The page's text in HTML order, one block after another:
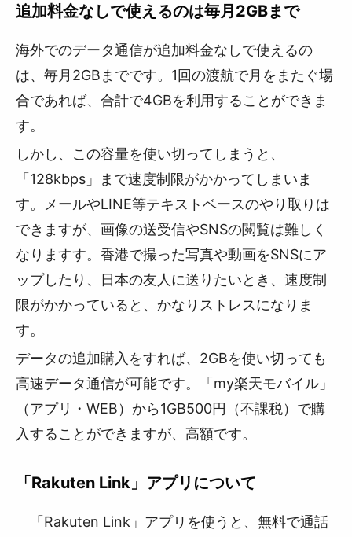
追加料金なしで使えるのは毎月2GBまで
海外でのデータ通信が追加料金なしで使えるの
は、毎月2GBまでです。1回の渡航で月をまたぐ場
合であれば、合計で4GBを利用することができま
す。
しかし、この容量を使い切ってしまうと、
「128kbps」まで速度制限がかかってしまいま
す。メールやLINE等テキストベースのやり取りは
できますが、画像の送受信やSNSの閲覧は難しく
なりますす。香港で撮った写真や動画をSNSにア
ップしたり、日本の友人に送りたいとき、速度制
限がかかっていると、かなりストレスになりま
す。
データの追加購入をすれば、2GBを使い切っても
高速データ通信が可能です。「my楽天モバイル」
（アプリ・WEB）から1GB500円（不課税）で購
入することができますが、高額です。
「Rakuten Link」アプリについて
「Rakuten Link」アプリを使うと、無料で通話